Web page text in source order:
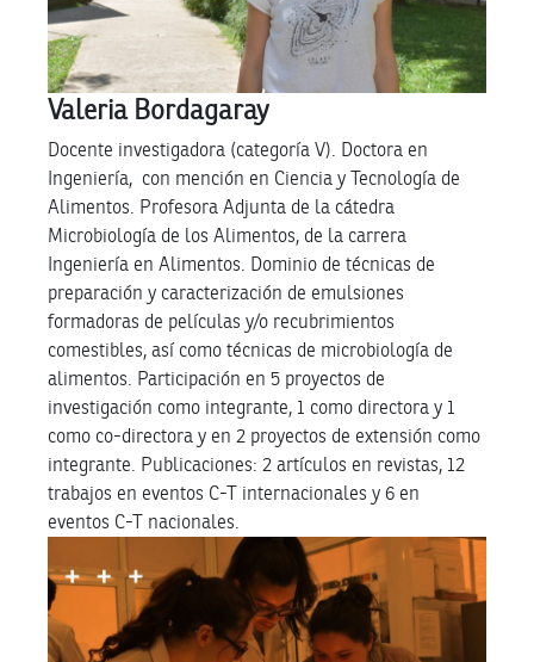
Valeria Bordagaray
Docente investigadora (categoría V). Doctora en
Ingeniería, con mención en Ciencia y Tecnología de
Alimentos. Profesora Adjunta de la cátedra
Microbiología de los Alimentos, de la carrera
Ingeniería en Alimentos. Dominio de técnicas de
preparación y caracterización de emulsiones
formadoras de películas y/o recubrimientos
comestibles, así como técnicas de microbiología de
alimentos. Participación en 5 proyectos de
investigación como integrante, 1 como directora y 1
como co-directora y en 2 proyectos de extensión como
integrante. Publicaciones: 2 artículos en revistas, 12
trabajos en eventos C-T internacionales y 6 en
eventos C-T nacionales.